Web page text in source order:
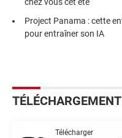
Project Panama : cette
pour entraîner son IA
TÉLÉCHARGEMENT
Télécharger